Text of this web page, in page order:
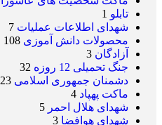
تابلو 1
شهدای اطلاعات عملیات 7
محصولات دانش آموزی 108
آزادگان 3
جنگ تحمیلی 12 روزه
32
دشمنان جمهوری اسلامی 23
ماکت پهپاد 4
شهدای هلال احمر 5
شهدای هوافضا 3